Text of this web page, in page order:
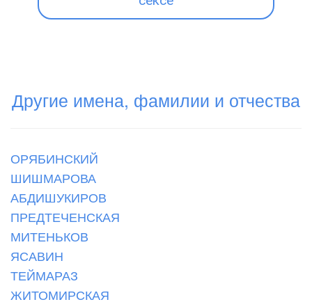
Другие имена, фамилии и отчества
ОРЯБИНСКИЙ
ШИШМАРОВА
АБДИШУКИРОВ
ПРЕДТЕЧЕНСКАЯ
МИТЕНЬКОВ
ЯСАВИН
ТЕЙМАРАЗ
ЖИТОМИРСКАЯ